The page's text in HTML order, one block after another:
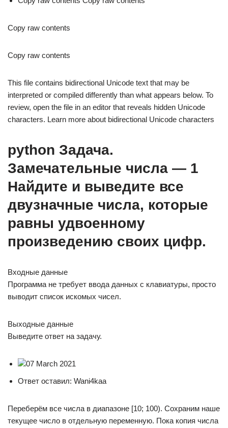
Copy raw contents
Copy raw contents
This file contains bidirectional Unicode text that may be
interpreted or compiled differently than what appears below. To
review, open the file in an editor that reveals hidden Unicode
characters. Learn more about bidirectional Unicode characters
python Задача.
Замечательные числа — 1
Найдите и выведите все
двузначные числа, которые
равны удвоенному
произведению своих цифр.
Входные данные
Программа не требует ввода данных с клавиатуры, просто
выводит список искомых чисел.
Выходные данные
Выведите ответ на задачу.
07 March 2021
Ответ оставил: Wani4kaa
Переберём все числа в диапазоне [10; 100). Сохраним наше
текущее число в отдельную переменную. Пока копия числа